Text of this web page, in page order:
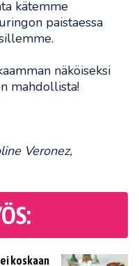
kätemme
paistaessa
näköiseksi
mahdollista!
Veronez,
koskaan